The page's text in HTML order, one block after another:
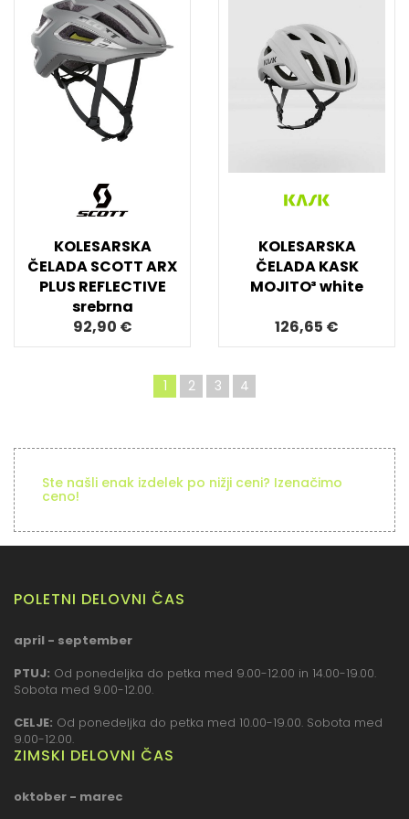
KOLESARSKA
ČELADA SCOTT ARX
PLUS REFLECTIVE
srebrna
92,90 €
KOLESARSKA
ČELADA KASK
MOJITO³ white
126,65 €
1 2 3 4
Ste našli enak izdelek po nižji ceni? Izenačimo
ceno!
POLETNI DELOVNI ČAS
april - september
PTUJ: Od ponedeljka do petka med 9.00-12.00 in 14.00-19.00.
Sobota med 9.00-12.00.
CELJE: Od ponedeljka do petka med 10.00-19.00. Sobota med
9.00-12.00.
ZIMSKI DELOVNI ČAS
oktober - marec